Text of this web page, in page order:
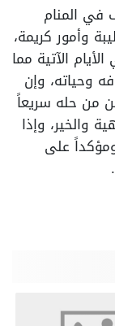
في المنام
وأمور كريمة،
الآتية مما
وحياته، وإن
من حله سريعاً
والخير، وإذا
على